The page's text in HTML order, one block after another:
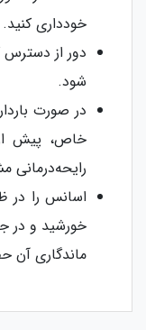
خودداری کنید.
دور از دسترس
شود.
در صورت
خاص، پیش
رایحه‌درمانی
اسانس را در
خورشید و در
ماندگاری آن